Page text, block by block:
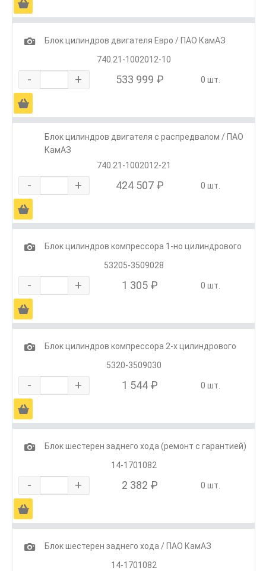
Ä
1
Блок цилиндров двигателя Евро / ПАО КамАЗ
740.21-1002012-10
- + 533 999 ₽ 0 шт.
Ä
Блок цилиндров двигателя с распредвалом / ПАО
КамАЗ
740.21-1002012-21
- + 424 507 ₽ 0 шт.
Ä
1
Блок цилиндров компрессора 1-но цилиндрового
53205-3509028
- + 1 305 ₽ 0 шт.
Ä
1
Блок цилиндров компрессора 2-х цилиндрового
5320-3509030
- + 1 544 ₽ 0 шт.
Ä
1
Блок шестерен заднего хода (ремонт с гарантией)
14-1701082
- + 2 382 ₽ 0 шт.
Ä
1
Блок шестерен заднего хода / ПАО КамАЗ
14-1701082